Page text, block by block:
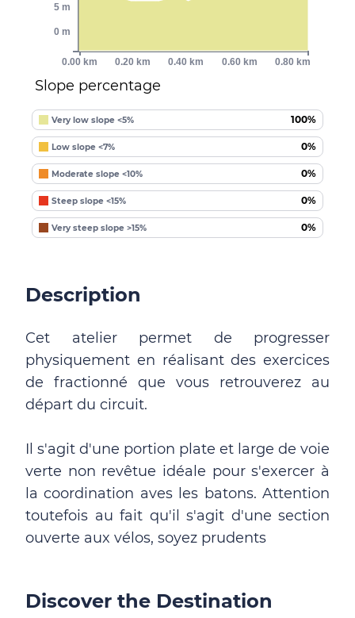
Slope percentage
Very low slope <5% 100%
Low slope <7% 0%
Moderate slope <10% 0%
Steep slope <15% 0%
Very steep slope >15% 0%
0.00 km 0.20 km 0.40 km 0.60 km 0.80 km
0 m
5 m
Description
Cet atelier permet de progresser
physiquement en réalisant des exercices
de fractionné que vous retrouverez au
départ du circuit.
Il s'agit d'une portion plate et large de voie
verte non revêtue idéale pour s'exercer à
la coordination aves les batons. Attention
toutefois au fait qu'il s'agit d'une section
ouverte aux vélos, soyez prudents
Discover the Destination